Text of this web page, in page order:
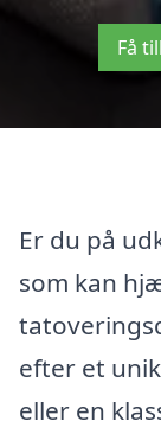
Få
Er du på
som kan
efter et
eller en